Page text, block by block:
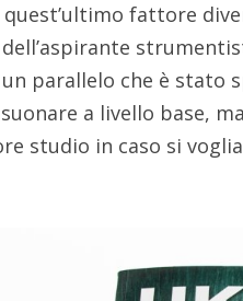
quest’ultimo fattore
un parallelo che è stato
a livello base,
studio in caso si